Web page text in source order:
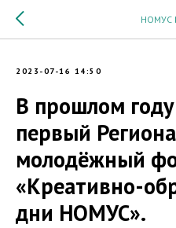
НОМУС
2023-07-16 14:50
В прошлом году
первый
молодёжный
«Креативно-
дни НОМУС».